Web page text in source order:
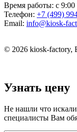
Время работы: с
Телефон: +7 (499)
Email: info@kiosk-
© 2026 kiosk-factory,
Узнать цену
Не нашли что
специалисты Вам